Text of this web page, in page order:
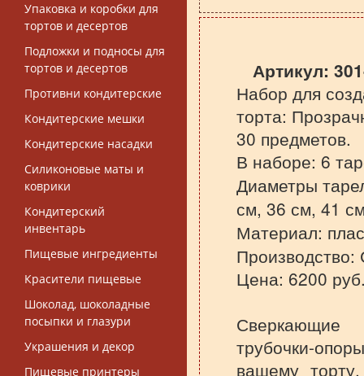
Упаковка и коробки для
тортов и десертов
Подложки и подносы для
тортов и десертов
Противни кондитерские
Кондитерские мешки
Кондитерские насадки
Силиконовые маты и
коврики
Кондитерский
инвентарь
Пищевые ингредиенты
Красители пищевые
Шоколад, шоколадные
посыпки и глазури
Украшения и декор
Пищевые принтеры
Артикул:
Набор для
торта:
30 предметов.
В наборе: 6
Диаметры
см, 36 см, 41
Материал:
Цена: 6200
Сверкающие
трубочки-
вашему